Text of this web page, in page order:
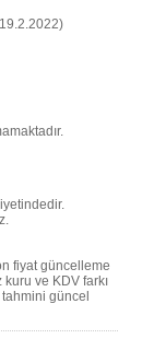
fiyat güncelleme
ve KDV farkı
güncel